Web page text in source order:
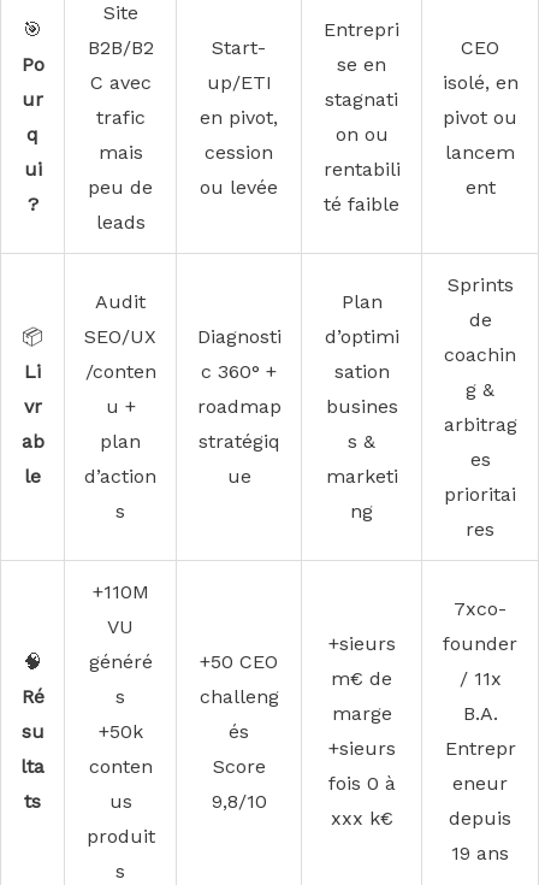
🎯
Po
ur
q
ui
?
Site
B2B/B2
C avec
trafic
mais
peu de
leads
Start-
up/ETI
en pivot,
cession
ou levée
Entrepri
se en
stagnati
on ou
rentabili
té faible
CEO
isolé, en
pivot ou
lancem
ent
📦
Li
vr
ab
le
Audit
SEO/UX
/conten
u +
plan
d’action
s
Diagnosti
c 360° +
roadmap
stratégiq
ue
Plan
d’optimi
sation
busines
s &
marketi
ng
Sprints
de
coachin
g &
arbitrag
es
prioritai
res
🧠
Ré
su
lta
ts
+110M
VU
généré
s
+50k
conten
us
produit
s
+50 CEO
challeng
és
Score
9,8/10
+sieurs
m€ de
marge
+sieurs
fois 0 à
xxx k€
7xco-
founder
/ 11x
B.A.
Entrepr
eneur
depuis
19 ans